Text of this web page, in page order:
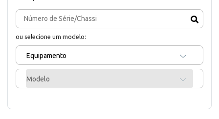
ou selecione um modelo:
Equipamento
Modelo